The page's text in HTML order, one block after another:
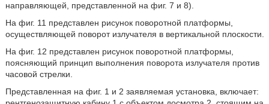
направляющей, представленной на фиг. 7 и 8).
На фиг. 11 представлен рисунок поворотной платформы,
осуществляющей поворот излучателя в вертикальной плоскости.
На фиг. 12 представлен рисунок поворотной платформы,
поясняющий принцип выполнения поворота излучателя против
часовой стрелки.
Представленная на фиг. 1 и 2 заявляемая установка, включает: